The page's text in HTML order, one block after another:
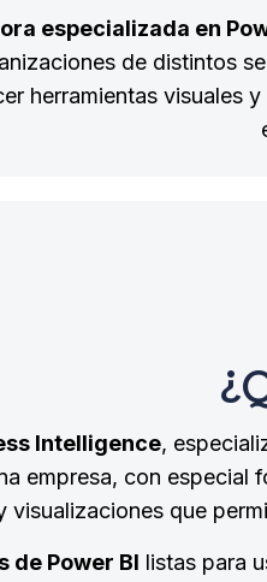
especializada en
de distintos
herramientas visuales
Intelligence,
empresa, con
visualizaciones que
de Power BI listas para